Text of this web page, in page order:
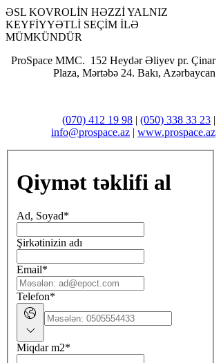
ƏSL KOVROLİN HƏZZİ YALNIZ
KEYFİYYƏTLİ SEÇİM İLƏ
MÜMKÜNDÜR
ProSpace MMC. 152 Heydər Əliyev pr. Çinar
Plaza, Mərtəbə 24. Bakı, Azərbaycan
(070) 412 19 98 | (050) 338 33 23 |
info@prospace.az | www.prospace.az
Qiymət təklifi al
Ad, Soyad*
Şirkətinizin adı
Email*
Telefon*
Miqdar m2*